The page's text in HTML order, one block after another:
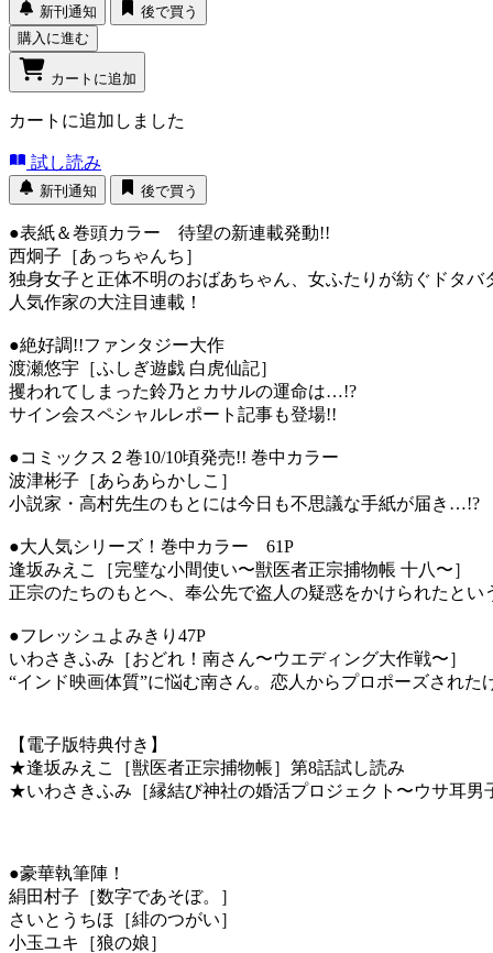
新刊通知
後で買う
購入に進む
カートに追加
カートに追加しました
試し読み
新刊通知 後で買う
●表紙＆巻頭カラー 待望の新連載発動!!
西炯子［あっちゃんち］
独身女子と正体不明のおばあちゃん、女ふたりが紡ぐドタ
人気作家の大注目連載！
●絶好調!!ファンタジー大作
渡瀬悠宇［ふしぎ遊戯 白虎仙記］
攫われてしまった鈴乃とカサルの運命は…!?
サイン会スペシャルレポート記事も登場!!
●コミックス２巻10/10頃発売!! 巻中カラー
波津彬子［あらあらかしこ］
小説家・高村先生のもとには今日も不思議な手紙が届き…!?
●大人気シリーズ！巻中カラー 61P
逢坂みえこ［完璧な小間使い〜獣医者正宗捕物帳 十八〜］
正宗のたちのもとへ、奉公先で盗人の疑惑をかけられたと
●フレッシュよみきり47P
いわさきふみ［おどれ！南さん〜ウエディング大作戦〜］
“インド映画体質”に悩む南さん。恋人からプロポーズされ
【電子版特典付き】
★逢坂みえこ［獣医者正宗捕物帳］第8話試し読み
★いわさきふみ［縁結び神社の婚活プロジェクト〜ウサ耳
●豪華執筆陣！
絹田村子［数字であそぼ。］
さいとうちほ［緋のつがい］
小玉ユキ［狼の娘］